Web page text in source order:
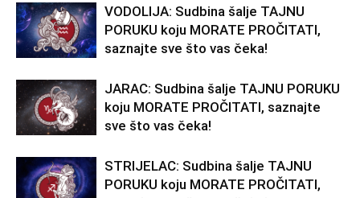
VODOLIJA: Sudbina šalje TAJNU
PORUKU koju MORATE PROČITATI,
saznajte sve što vas čeka!
JARAC: Sudbina šalje TAJNU PORUKU
koju MORATE PROČITATI, saznajte
sve što vas čeka!
STRIJELAC: Sudbina šalje TAJNU
PORUKU koju MORATE PROČITATI,